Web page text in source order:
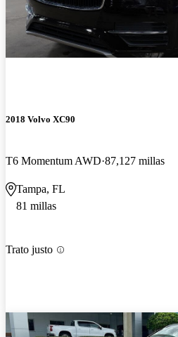
2018 Volvo XC90
T6 Momentum AWD 87,127 millas
Tampa, FL
81 millas
Trato justo